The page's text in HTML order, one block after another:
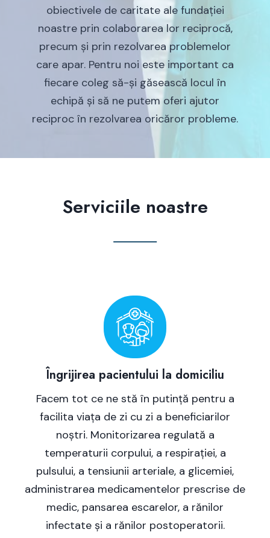
obiectivele de caritate ale fundației
noastre prin colaborarea lor reciprocă,
precum și prin rezolvarea problemelor
care apar. Pentru noi este important ca
fiecare coleg să-și găsească locul în
echipă și să ne putem oferi ajutor
reciproc în rezolvarea oricăror probleme.
Serviciile noastre
Îngrijirea pacientului la domiciliu
Facem tot ce ne stă în putință pentru a
facilita viața de zi cu zi a beneficiarilor
noștri. Monitorizarea regulată a
temperaturii corpului, a respirației, a
pulsului, a tensiunii arteriale, a glicemiei,
administrarea medicamentelor prescrise de
medic, pansarea escarelor, a rănilor
infectate și a rănilor postoperatorii.